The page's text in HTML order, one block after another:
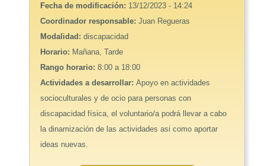
Fecha de modificación: 13/12/2023 - 14:24
Coordinador responsable:Juan Regueras
Modalidad:discapacidad
Horario: Mañana, Tarde
Rango horario:8:00 a 18:00
Actividades a desarrollar:Apoyo en actividades
socioculturales y de ocio para personas con
discapacidad física, el voluntario/a podrá llevar a cabo
la dinamización de las actividades asi como aportar
ideas nuevas.